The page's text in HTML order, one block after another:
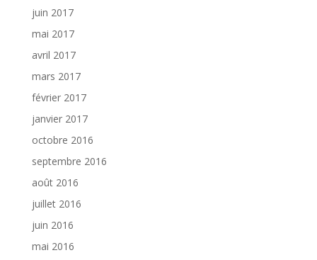
juin 2017
mai 2017
avril 2017
mars 2017
février 2017
janvier 2017
octobre 2016
septembre 2016
août 2016
juillet 2016
juin 2016
mai 2016